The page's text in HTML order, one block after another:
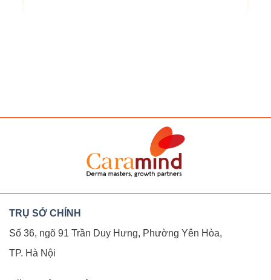
TRỤ SỞ CHÍNH
Số 36, ngõ 91 Trần Duy Hưng, Phường Yên Hòa,
TP. Hà Nội